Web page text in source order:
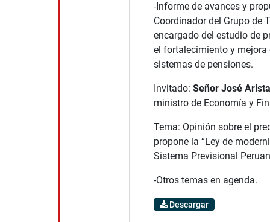
-Informe de avances y
Coordinador del Grupo de
encargado del estudio de
el fortalecimiento y mejora
sistemas de pensiones.
Invitado: Señor José
ministro de Economía y
Tema: Opinión sobre el
propone la “Ley de
Sistema Previsional
-Otros temas en agenda.
Descargar